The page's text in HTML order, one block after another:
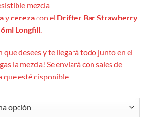
desde
4,90 €
hasta
mezcla
ycerezacon el Drifter Bar Strawberry
Longfill.
que desees y te llegará todo junto en el
la mezcla! Se enviará con sales de
que esté disponible.